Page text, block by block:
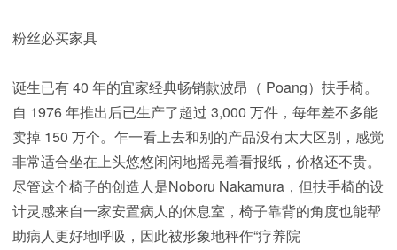
粉丝必买家具
诞生已有 40 年的宜家经典畅销款波昂（ Poang）扶手椅。
自 1976 年推出后已生产了超过 3,000 万件，每年差不多能
卖掉 150 万个。乍一看上去和别的产品没有太大区别，感觉
非常适合坐在上头悠悠闲闲地摇晃着看报纸，价格还不贵。
尽管这个椅子的创造人是Noboru Nakamura，但扶手椅的设
计灵感来自一家安置病人的休息室，椅子靠背的角度也能帮
助病人更好地呼吸，因此被形象地秤作“疗养院